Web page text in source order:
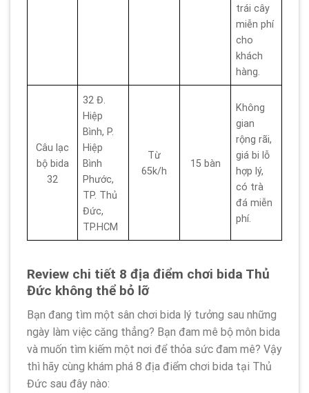
trái cây
miễn phí
cho
khách
hàng.
Câu lạc
bộ bida
32
32 Đ.
Hiệp
Bình, P.
Hiệp
Bình
Phước,
TP. Thủ
Đức,
TP.HCM
Từ
65k/h
15 bàn
Không
gian
rộng rãi,
giá bi lỗ
hợp lý,
có trà
đá miễn
phí.
Review chi tiết 8 địa điểm chơi bida Thủ
Đức không thể bỏ lỡ
Bạn đang tìm một sân chơi bida lý tưởng sau những
ngày làm việc căng thẳng? Bạn đam mê bộ môn bida
và muốn tìm kiếm một nơi để thỏa sức đam mê? Vậy
thì hãy cùng khám phá 8 địa điểm chơi bida tại Thủ
Đức sau đây nào: